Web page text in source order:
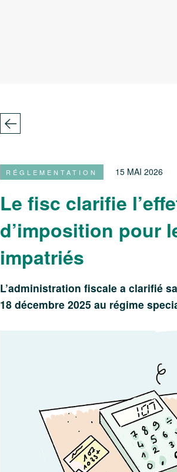
RÉGLEMENTATION 15 MAI 2026
Le fisc clarifie
d’imposition pour
impatriés
L’administration fiscale a clarifié
18 décembre 2025 au régime